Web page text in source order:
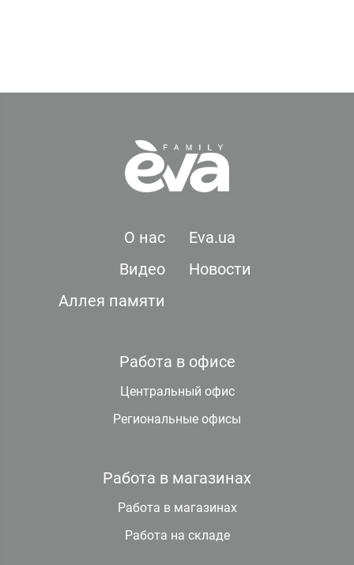
О нас
Eva.ua
Видео
Новости
Аллея памяти
Работа в офисе
Центральный офис
Региональные офисы
Работа в магазинах
Работа в магазинах
Работа на складе